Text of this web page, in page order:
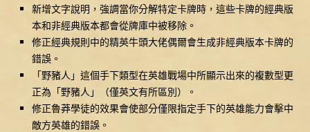
新增文字說明，強調當你分解特定卡牌時，這些卡牌的經典版
本和非經典版本都會從牌庫中被移除。
修正經典規則中的精英牛頭大佬偶爾會生成非經典版本卡牌的
錯誤。
「野豬人」這個手下類型在英雄戰場中所顯示出來的複數型更
正為「野豬人」（僅英文有所區別）。
修正魯莽學徒的效果會使部分僅限指定手下的英雄能力會擊中
敵方英雄的錯誤。